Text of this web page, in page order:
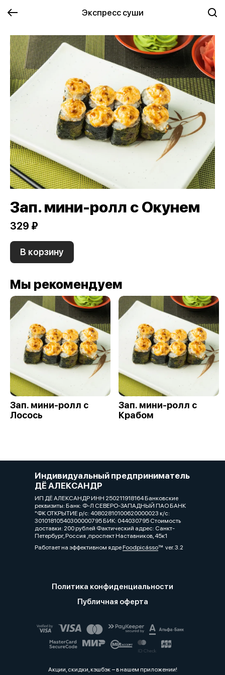
Экспресс суши
Зап. мини-ролл с Окунем
329 ₽
В корзину
Мы рекомендуем
Зап. мини-ролл с
Лосось
Зап. мини-ролл с
Крабом
Индивидуальный предприниматель
ДЁ АЛЕКСАНДР
ИП ДЁ АЛЕКСАНДР ИНН 250211918164 Банковские
реквизиты: Банк: Ф-Л СЕВЕРО-ЗАПАДНЫЙ ПАО БАНК
"ФК ОТКРЫТИЕ р/с: 40802810100620000023 к/с:
30101810540300000795 БИК: 044030795 Стоимость
доставки: 200 рублей Фактический адрес: Санкт-
Петербург, Россия ,проспект Наставников, 45к1
Работает на эффективном ядреFoodpicássover. 3.2
Политика конфиденциальности
Публичная оферта
Акции, скидки, кэшбэк − в нашем приложении!